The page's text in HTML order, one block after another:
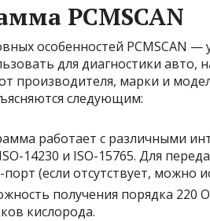
PCMSCAN
особенностей PCMSCAN
для диагностики авто,
производителя, марки и
следующим:
работает с различными
14230 и ISO-15765. Для
порт (если отсутствует, можно
получения порядка 220
кислорода.